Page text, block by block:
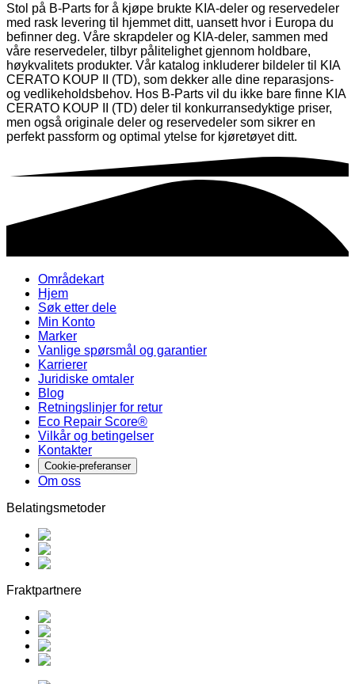
Stol på B-Parts for å kjøpe brukte KIA-deler og reservedeler
med rask levering til hjemmet ditt, uansett hvor i Europa du
befinner deg. Våre skrapdeler og KIA-deler, sammen med
våre reservedeler, tilbyr pålitelighet gjennom holdbare,
høykvalitets produkter. Vår katalog inkluderer bildeler til KIA
CERATO KOUP II (TD), som dekker alle dine reparasjons-
og vedlikeholdsbehov. Hos B-Parts vil du ikke bare finne KIA
CERATO KOUP II (TD) deler til konkurransedyktige priser,
men også originale deler og reservedeler som sikrer en
perfekt passform og optimal ytelse for kjøretøyet ditt.
Områdekart
Hjem
Søk etter dele
Min Konto
Marker
Vanlige spørsmål og garantier
Karrierer
Juridiske omtaler
Blog
Retningslinjer for retur
Eco Repair Score®
Vilkår og betingelser
Kontakter
Cookie-preferanser
Om oss
Belatingsmetoder
Fraktpartnere